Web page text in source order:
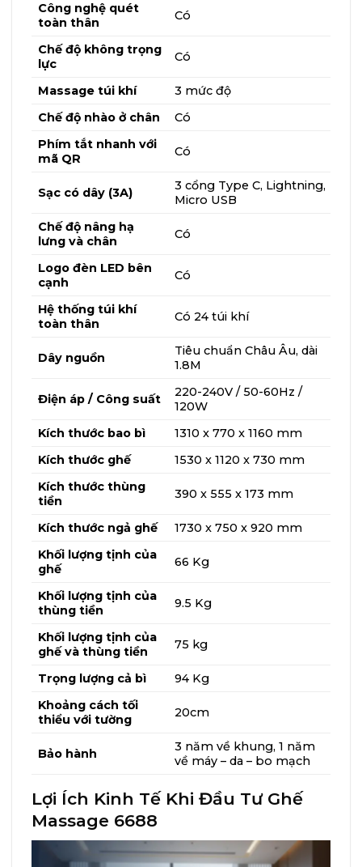
Công nghệ quét
toàn thân
Có
Chế độ không trọng
lực
Có
Massage túi khí
3 mức độ
Chế độ nhào ở chân
Có
Phím tắt nhanh với
mã QR
Có
Sạc có dây (3A)
3 cổng Type C, Lightning,
Micro USB
Chế độ nâng hạ
lưng và chân
Có
Logo đèn LED bên
cạnh
Có
Hệ thống túi khí
toàn thân
Có 24 túi khí
Dây nguồn
Tiêu chuẩn Châu Âu, dài
1.8M
Điện áp / Công suất
220-240V / 50-60Hz /
120W
Kích thước bao bì
1310 x 770 x 1160 mm
Kích thước ghế
1530 x 1120 x 730 mm
Kích thước thùng
tiền
390 x 555 x 173 mm
Kích thước ngả ghế
1730 x 750 x 920 mm
Khối lượng tịnh của
ghế
66 Kg
Khối lượng tịnh của
thùng tiền
9.5 Kg
Khối lượng tịnh của
ghế và thùng tiền
75 kg
Trọng lượng cả bì
94 Kg
Khoảng cách tối
thiểu với tường
20cm
Bảo hành
3 năm về khung, 1 năm
về máy – da – bo mạch
Lợi Ích Kinh Tế Khi Đầu Tư Ghế
Massage 6688